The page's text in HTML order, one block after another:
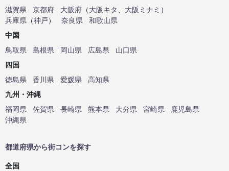
滋賀県
京都府 大阪府 （大阪キタ 大阪ミナミ ）
兵庫県 （神戸） 奈良県
和歌山県
中国
鳥取県
島根県 岡山県 広島県
山口県
四国
徳島県
香川県 愛媛県
高知県
九州・沖縄
福岡県
佐賀県 長崎県 熊本県 大分県 宮崎県
鹿児島県
沖縄県
都道府県から街コンを探す
全国